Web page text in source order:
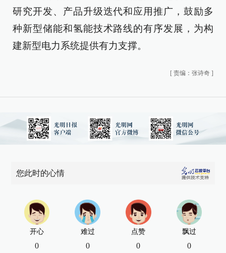
研究开发、产品升级迭代和应用推广，鼓励多
种新型储能和氢能技术路线的有序发展，为构
建新型电力系统提供有力支撑。
[ 责编：张诗奇 ]
您此时的心情
开心
0
难过
0
点赞
0
飘过
0